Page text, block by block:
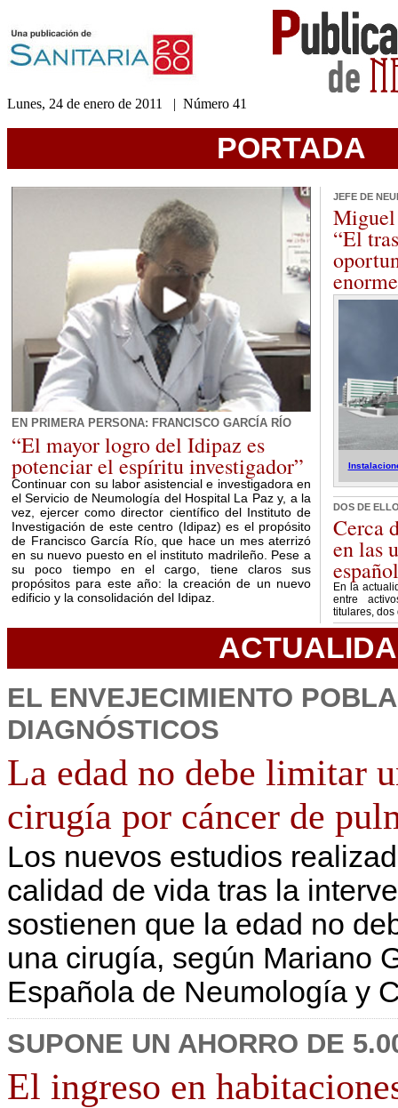
Lunes, 24 de enero de 2011 | Número 41
PORTADA
EN PRIMERA PERSONA: FRANCISCO GARCÍA RÍO
“El mayor logro del Idipaz es
potenciar el espíritu investigador”
Continuar con su labor asistencial e investigadora en
el Servicio de Neumología del Hospital La Paz y, a la
vez, ejercer como director científico del Instituto de
Investigación de este centro (Idipaz) es el propósito
de Francisco García Río, que hace un mes aterrizó
en su nuevo puesto en el instituto madrileño. Pese a
su poco tiempo en el cargo, tiene claros sus
propósitos para este año: la creación de un nuevo
edificio y la consolidación del Idipaz.
JEFE DE
“El
DOS DE
Cerca
en las
En la
entre
titulares, dos
EL ENVEJECIMIENTO
DIAGNÓSTICOS
La edad no debe limitar
cirugía por cáncer de
Los nuevos estudios
calidad de vida tras la
sostienen que la edad no
una cirugía, según Mariano
Española de Neumología y
SUPONE UN AHORRO DE
El ingreso en